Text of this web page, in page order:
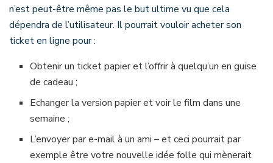
n’est peut-être même pas le but ultime vu que cela
dépendra de l’utilisateur. Il pourrait vouloir acheter son
ticket en ligne pour :
Obtenir un ticket papier et l’offrir à quelqu’un en guise
de cadeau ;
Echanger la version papier et voir le film dans une
semaine ;
L’envoyer par e-mail à un ami – et ceci pourrait par
exemple être votre nouvelle idée folle qui mènerait